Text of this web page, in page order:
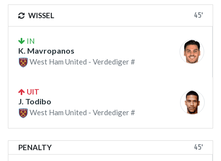
WISSEL 45'
IN
K. Mavropanos
West Ham United - Verdediger #
UIT
J. Todibo
West Ham United - Verdediger #
PENALTY 45'